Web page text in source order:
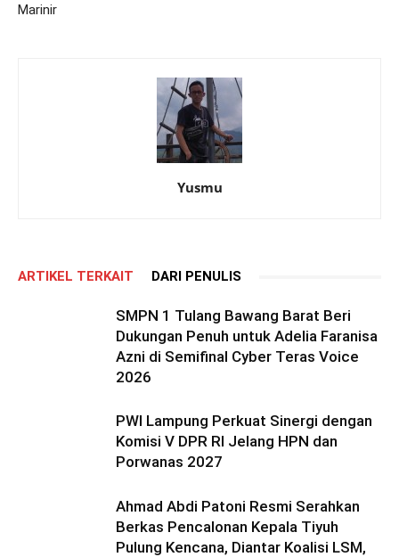
Marinir
Yusmu
ARTIKEL TERKAIT DARI PENULIS
SMPN 1 Tulang Bawang Barat Beri
Dukungan Penuh untuk Adelia Faranisa
Azni di Semifinal Cyber Teras Voice
2026
PWI Lampung Perkuat Sinergi dengan
Komisi V DPR RI Jelang HPN dan
Porwanas 2027
Ahmad Abdi Patoni Resmi Serahkan
Berkas Pencalonan Kepala Tiyuh
Pulung Kencana, Diantar Koalisi LSM,